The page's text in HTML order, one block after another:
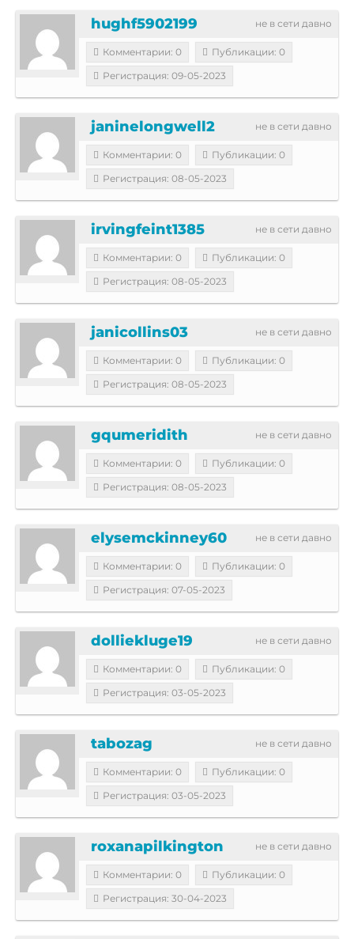
не в сети давно
hughf5902199
Комментарии: 0
Публикации: 0
Регистрация: 09-05-2023
не в сети давно
janinelongwell2
Комментарии: 0
Публикации: 0
Регистрация: 08-05-2023
не в сети давно
irvingfeint1385
Комментарии: 0
Публикации: 0
Регистрация: 08-05-2023
не в сети давно
janicollins03
Комментарии: 0
Публикации: 0
Регистрация: 08-05-2023
не в сети давно
gqumeridith
Комментарии: 0
Публикации: 0
Регистрация: 08-05-2023
не в сети давно
elysemckinney60
Комментарии: 0
Публикации: 0
Регистрация: 07-05-2023
не в сети давно
dolliekluge19
Комментарии: 0
Публикации: 0
Регистрация: 03-05-2023
не в сети давно
tabozag
Комментарии: 0
Публикации: 0
Регистрация: 03-05-2023
не в сети давно
roxanapilkington
Комментарии: 0
Публикации: 0
Регистрация: 30-04-2023